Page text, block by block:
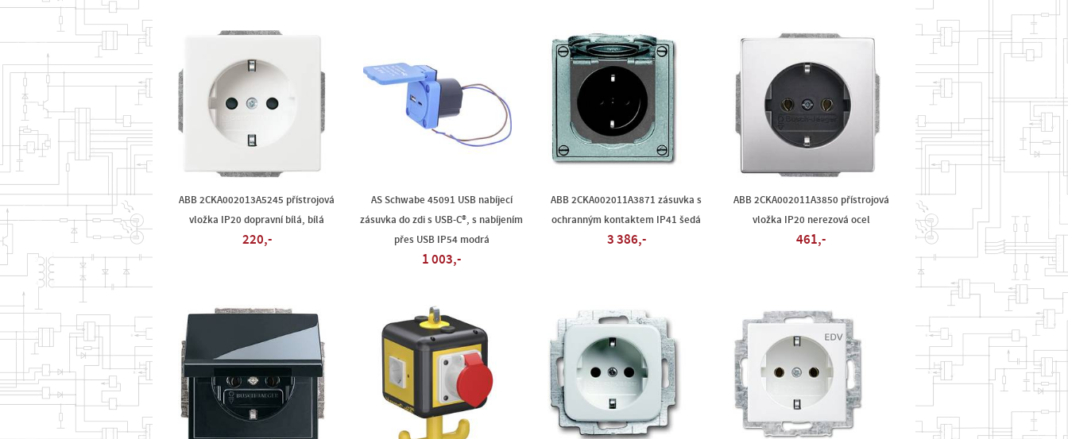
ABB 2CKA002013A5245 přístrojová
vložka IP20 dopravní bílá, bílá
220,-
AS Schwabe 45091 USB nabíjecí
zásuvka do zdi s USB-C®, s nabíjením
přes USB IP54 modrá
1 003,-
ABB 2CKA002011A3871 zásuvka s
ochranným kontaktem IP41 šedá
3 386,-
ABB 2CKA002011A3850 přístrojová
vložka IP20 nerezová ocel
461,-